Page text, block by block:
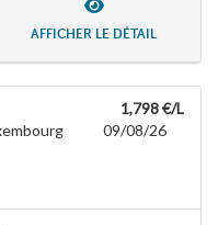
AFFICHER LE DÉTAIL
1,798 €/L
09/08/26